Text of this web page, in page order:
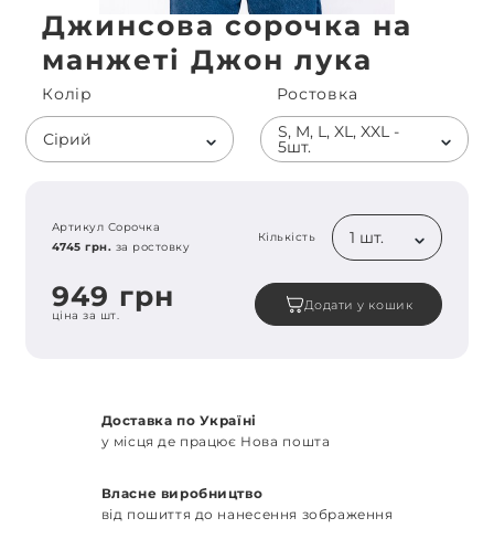
Джинсова сорочка на
манжеті Джон лука
Колiр
Сірий
Ростовка
S, M, L, XL, XXL -
5шт.
Артикул Сорочка
4745 грн. за ростовку
Кількість 1 шт.
949 грн
ціна за шт.
Додати у кошик
Доставка по Україні
у місця де працює Нова пошта
Власне виробництво
від пошиття до нанесення зображення